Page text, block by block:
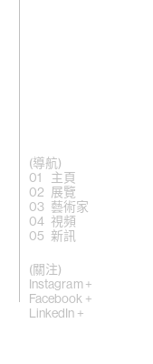
(導航)
主頁
展覽
藝術家
視頻
新訊
(關注)
Instagram +
Facebook +
LinkedIn +